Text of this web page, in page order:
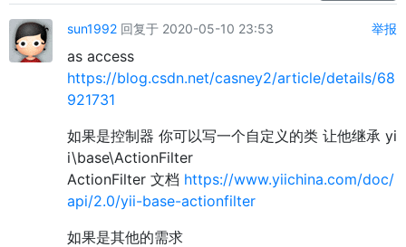
sun1992 回复于 2020-05-10 23:53 举报
as access
https://blog.csdn.net/casney2/article/details/68
921731
如果是控制器 你可以写一个自定义的类 让他继承 yi
i\base\ActionFilter
ActionFilter 文档 https://www.yiichina.com/doc/
api/2.0/yii-base-actionfilter
如果是其他的需求